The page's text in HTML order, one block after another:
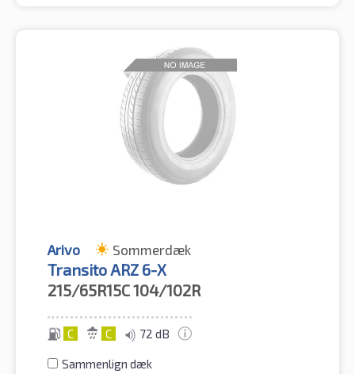
Arivo Sommerdæk
Transito ARZ 6-X
215/65R15C104/102R
C C 72 dB
Sammenlign dæk